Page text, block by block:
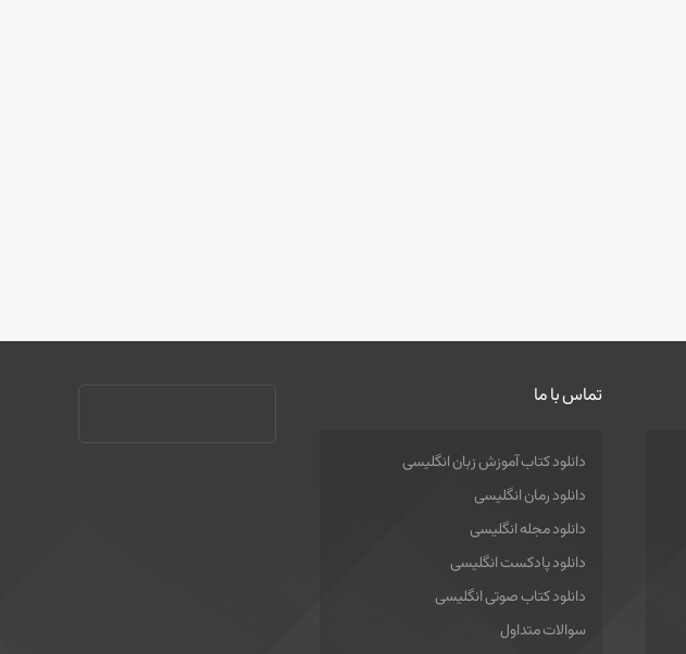
تماس با ما
دانلود کتاب آموزش زبان انگلیسی
دانلود رمان انگلیسی
دانلود مجله انگلیسی
دانلود پادکست انگلیسی
دانلود کتاب صوتی انگلیسی
سوالات متداول